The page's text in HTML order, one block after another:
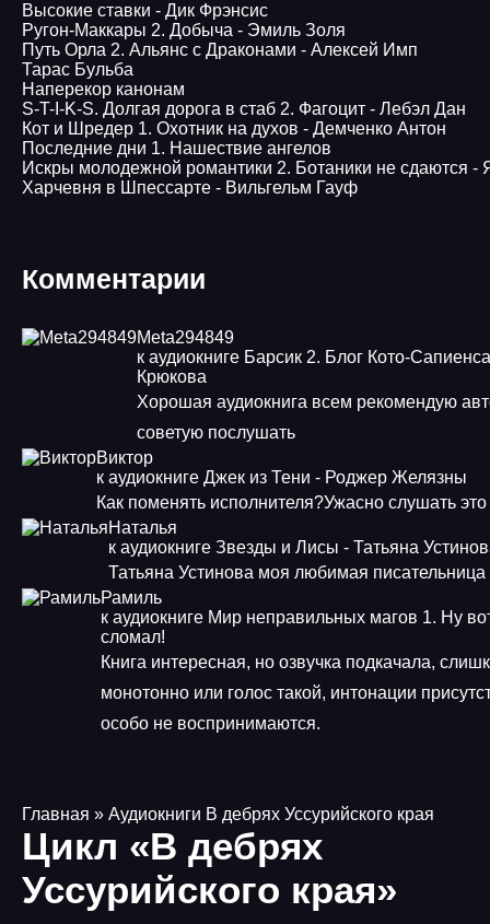
Высокие ставки - Дик Фрэнсис
Ругон-Маккары 2. Добыча - Эмиль Золя
Путь Орла 2. Альянс с Драконами - Алексей Имп
Тарас Бульба
Наперекор канонам
S-T-I-K-S. Долгая дорога в стаб 2. Фагоцит - Лебэл Дан
Кот и Шредер 1. Охотник на духов - Демченко Антон
Последние дни 1. Нашествие ангелов
Искры молодежной романтики 2. Ботаники не сдаются -
Харчевня в Шпессарте - Вильгельм Гауф
Комментарии
Meta294849
к аудиокниге Барсик 2. Блог Кото-
Крюкова
Хорошая аудиокнига всем рекомендую
советую послушать
Виктор
к аудиокниге Джек из Тени - Роджер Желязны
Как поменять исполнителя?Ужасно слушать
Наталья
к аудиокниге Звезды и Лисы - Татьяна
Татьяна Устинова моя любимая писательница
Рамиль
к аудиокниге Мир неправильных магов 1. Ну
сломал!
Книга интересная, но озвучка подкачала,
монотонно или голос такой, интонации
особо не воспринимаются.
Главная » Аудиокниги В дебрях Уссурийского края
Цикл «В дебрях
Уссурийского края»